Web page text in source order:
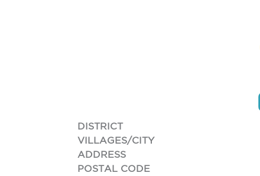
DISTRICT
VILLAGES/CITY
ADDRESS
POSTAL CODE